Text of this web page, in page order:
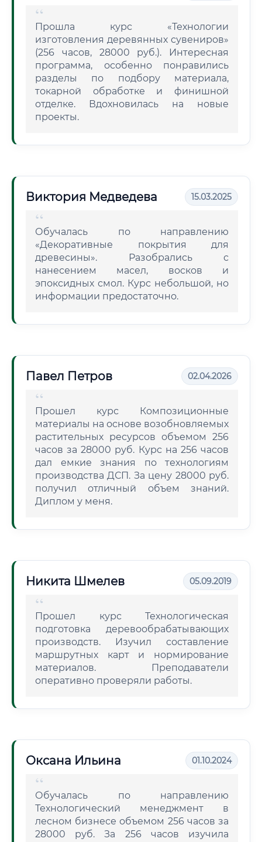
Прошла курс «Технологии
изготовления деревянных сувениров»
(256 часов, 28000 руб.). Интересная
программа, особенно понравились
разделы по подбору материала,
токарной обработке и финишной
отделке. Вдохновилась на новые
проекты.
Виктория Медведева 15.03.2025
Обучалась по направлению
«Декоративные покрытия для
древесины». Разобрались с
нанесением масел, восков и
эпоксидных смол. Курс небольшой, но
информации предостаточно.
Павел Петров 02.04.2026
Прошел курс Композиционные
материалы на основе возобновляемых
растительных ресурсов объемом 256
часов за 28000 руб. Курс на 256 часов
дал емкие знания по технологиям
производства ДСП. За цену 28000 руб.
получил отличный объем знаний.
Диплом у меня.
Никита Шмелев 05.09.2019
Прошел курс Технологическая
подготовка деревообрабатывающих
производств. Изучил составление
маршрутных карт и нормирование
материалов. Преподаватели
оперативно проверяли работы.
Оксана Ильина 01.10.2024
Обучалась по направлению
Технологический менеджмент в
лесном бизнесе объемом 256 часов за
28000 руб. За 256 часов изучила